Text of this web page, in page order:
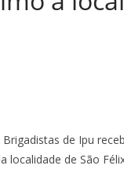
de Ipu
localidade de São